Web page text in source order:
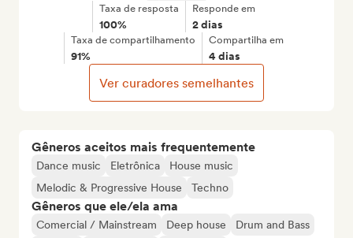
Gêneros aceitos mais frequentemente
Dance music Eletrônica
House music
Melodic & Progressive House
Techno
Gêneros que ele/ela ama
Comercial / Mainstream Deep house
Drum and Bass
Taxa de resposta
100%
Responde em
2 dias
Taxa de compartilhamento
91%
Compartilha em
4 dias
Ver curadores semelhantes